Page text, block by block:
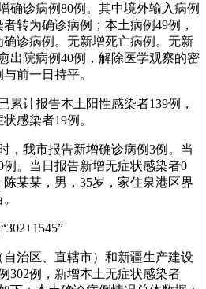
确诊病例80例。其中境外输入病例
转为确诊病例；本土病例49例，
诊病例。无新增死亡病例。无新
出院病例40例，解除医学观察的密
前一日持平。
累计报告本土阳性感染者139例，
感染者19例。
，我市报告新增确诊病例3例。当
。当日报告新增无症状感染者0
某某，男，35岁，家住泉港区界
治区、直辖市）和新疆生产建设
302例，新增本土无症状感染者